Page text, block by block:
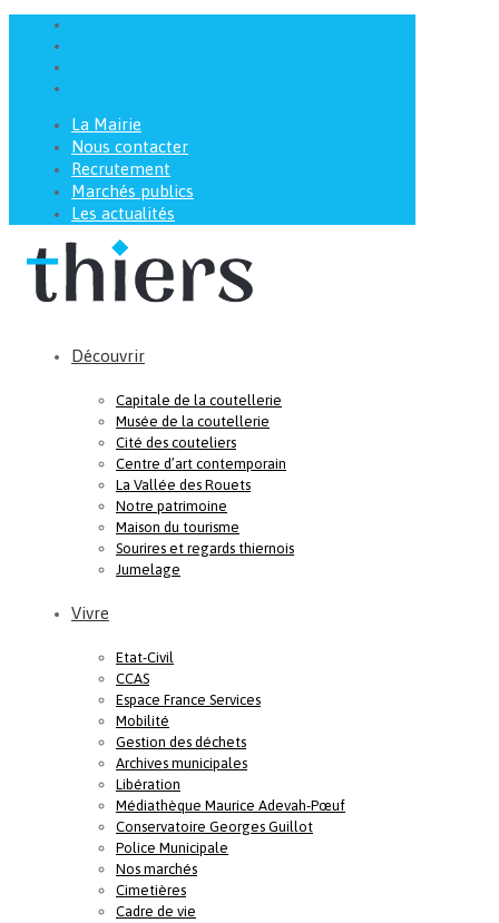
La Mairie
Nous contacter
Recrutement
Marchés publics
Les actualités
Découvrir
Capitale de la coutellerie
Musée de la coutellerie
Cité des couteliers
Centre d’art contemporain
La Vallée des Rouets
Notre patrimoine
Maison du tourisme
Sourires et regards thiernois
Jumelage
Vivre
Etat-Civil
CCAS
Espace France Services
Mobilité
Gestion des déchets
Archives municipales
Libération
Médiathèque Maurice Adevah-Pœuf
Conservatoire Georges Guillot
Police Municipale
Nos marchés
Cimetières
Cadre de vie